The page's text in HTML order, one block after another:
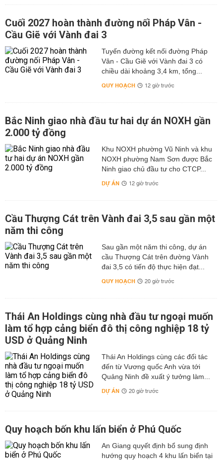
Cuối 2027 hoàn thành đường nối Pháp Vân -
Cầu Giẽ với Vành đai 3
Tuyến đường kết nối đường Pháp
Vân - Cầu Giẽ với Vành đai 3 có
chiều dài khoảng 3,4 km, tổng...
QUY HOẠCH 12 giờ trước
Bắc Ninh giao nhà đầu tư hai dự án NOXH gần
2.000 tỷ đồng
Khu NOXH phường Vũ Ninh và khu
NOXH phường Nam Sơn được Bắc
Ninh giao chủ đầu tư cho CTCP...
DỰ ÁN 12 giờ trước
Cầu Thượng Cát trên Vành đai 3,5 sau gần một
năm thi công
Sau gần một năm thi công, dự án
cầu Thượng Cát trên đường Vành
đai 3,5 có tiến độ thực hiện đạt...
QUY HOẠCH 20 giờ trước
Thái An Holdings cùng nhà đầu tư ngoại muốn
làm tổ hợp cảng biển đô thị công nghiệp 18 tỷ
USD ở Quảng Ninh
Thái An Holdings cùng các đối tác
đến từ Vương quốc Anh vừa tới
Quảng Ninh đề xuất ý tưởng làm...
DỰ ÁN 20 giờ trước
Quy hoạch bốn khu lấn biển ở Phú Quốc
An Giang quyết định bổ sung định
hướng quy hoạch 4 khu lấn biển tại